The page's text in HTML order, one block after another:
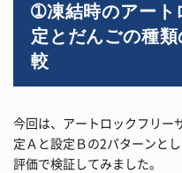
➀凍結時のアート
定とだんごの種
較
今回は、アートロックフリー
定Ａと設定Ｂの2パターンと
評価で検証してみました。